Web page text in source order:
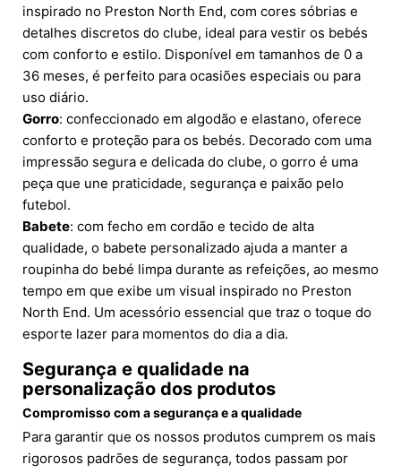
inspirado no Preston North End, com cores sóbrias e
detalhes discretos do clube, ideal para vestir os bebés
com conforto e estilo. Disponível em tamanhos de 0 a
36 meses, é perfeito para ocasiões especiais ou para
uso diário.
Gorro: confeccionado em algodão e elastano, oferece
conforto e proteção para os bebés. Decorado com uma
impressão segura e delicada do clube, o gorro é uma
peça que une praticidade, segurança e paixão pelo
futebol.
Babete: com fecho em cordão e tecido de alta
qualidade, o babete personalizado ajuda a manter a
roupinha do bebé limpa durante as refeições, ao mesmo
tempo em que exibe um visual inspirado no Preston
North End. Um acessório essencial que traz o toque do
esporte lazer para momentos do dia a dia.
Segurança e qualidade na
personalização dos produtos
Compromisso com a segurança e a qualidade
Para garantir que os nossos produtos cumprem os mais
rigorosos padrões de segurança, todos passam por